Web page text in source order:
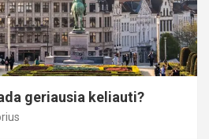
geriausia keliauti?